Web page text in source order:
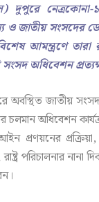
দুপুরে নেত্রকোনা-১
জাতীয় সংসদের
আমন্ত্রণে
সংসদ অধিবেশন
অবস্থিত জাতীয়
চলমান অধিবেশন
প্রণয়নের
পরিচালনার নানা